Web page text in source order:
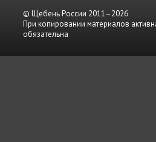
© Щебень России 2011–2026
При копировании материалов
обязательна